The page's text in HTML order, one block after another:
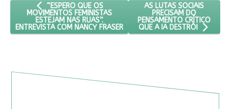
ARTIGO ANTERIOR: “ESPERO QUE OS MOVIMENTOS
“ESPERO QUE OS
MOVIMENTOS FEMINISTAS
ESTEJAM NAS RUAS”.
ENTREVISTA COM NANCY FRASER
PRÓXIMO ARTIGO: AS
AS LUTAS SOCIAIS
PRECISAM DO
PENSAMENTO CRÍTICO
QUE A IA DESTRÓI